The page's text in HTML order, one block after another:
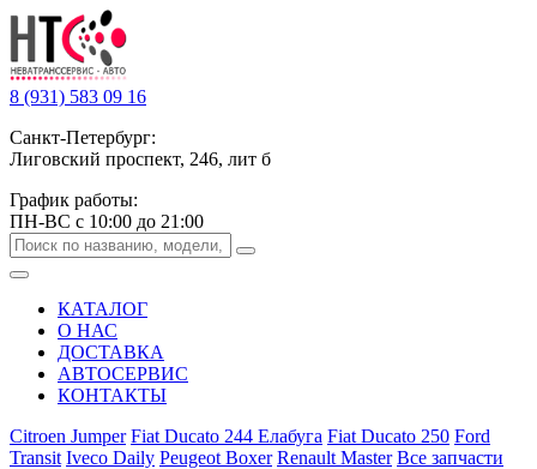
8 (931) 583 09 16
Санкт-Петербург:
Лиговский проспект, 246, лит б
График работы:
ПН-ВС с 10:00 до 21:00
КАТАЛОГ
О НАС
ДОСТАВКА
АВТОСЕРВИС
КОНТАКТЫ
Citroen Jumper Fiat Ducato 244 Елабуга Fiat Ducato 250 Ford
Transit Iveco Daily Peugeot Boxer Renault Master Все запчасти